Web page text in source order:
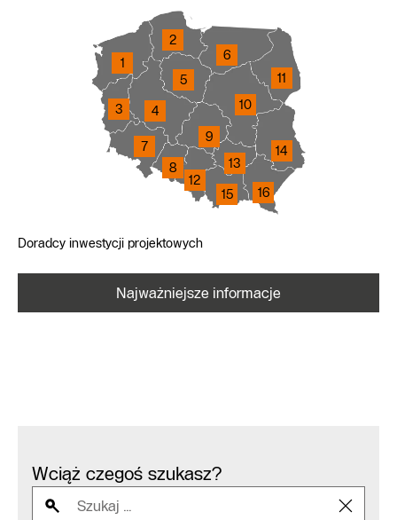
1
2
3 4
5
6
7
8
9
10
11
12
13
14
15 16
Doradcy inwestycji projektowych
Najważniejsze informacje
Wciąż czegoś szukasz?